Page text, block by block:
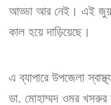
আড্ডা আর নেই। এই
কাল হয়ে দাড়িয়েছে।
এ ব্যাপারে উপজেলা
ডা. মোহাম্মদ ওমর খসরুর